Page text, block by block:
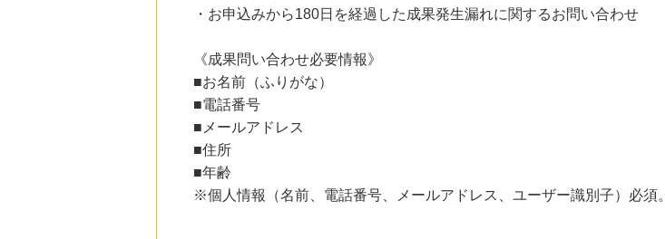
・お申込みから180日を経過した成果発生漏れに関するお問い合わせ
《成果問い合わせ必要情報》
■お名前（ふりがな）
■電話番号
■メールアドレス
■住所
■年齢
※個人情報（名前、電話番号、メールアドレス、ユーザー識別子）必須。